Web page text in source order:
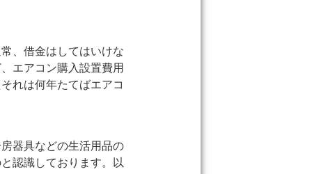
、借金はしてはいけな
エアコン購入設置費用
れは何年たてばエアコ
器具などの生活用品の
認識しております。以